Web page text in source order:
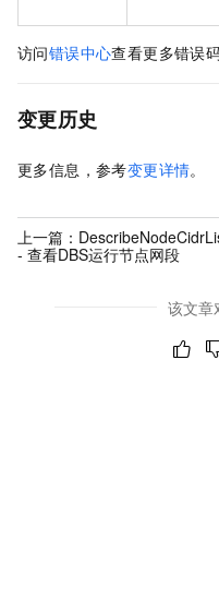
访问错误中心查看更多错误码
变更历史
更多信息，参考变更详情。
上一篇：
- 查看DBS运行节点网段
该文章